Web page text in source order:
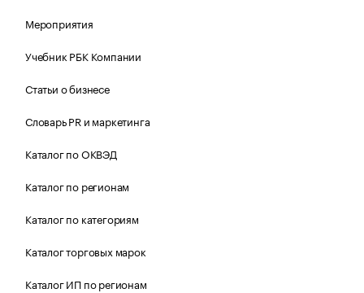
Мероприятия
Учебник РБК Компании
Статьи о бизнесе
Словарь PR и маркетинга
Каталог по ОКВЭД
Каталог по регионам
Каталог по категориям
Каталог торговых марок
Каталог ИП по регионам